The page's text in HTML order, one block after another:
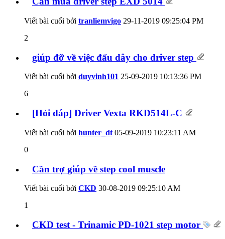
Viết bài cuối bởi tranliemvigo 29-11-2019 09:25:04 PM
2
giúp đỡ về việc đấu dây cho driver step
Viết bài cuối bởi duyvinh101 25-09-2019 10:13:36 PM
6
[Hỏi đáp] Driver Vexta RKD514L-C
Viết bài cuối bởi hunter_dt 05-09-2019 10:23:11 AM
0
Cần trợ giúp về step cool muscle
Viết bài cuối bởi CKD 30-08-2019 09:25:10 AM
1
CKD test - Trinamic PD-1021 step motor